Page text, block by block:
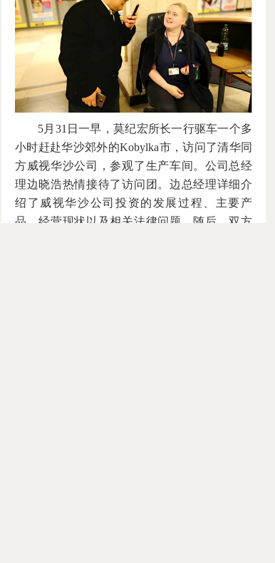
5月31日一早，莫纪宏所长一行驱车一个多
小时赶赴华沙郊外的Kobylka市，访问了清华同
方威视华沙公司，参观了生产车间。公司总经
理边晓浩热情接待了访问团。边总经理详细介
绍了威视华沙公司投资的发展过程、主要产
品、经营现状以及相关法律问题。随后，双方